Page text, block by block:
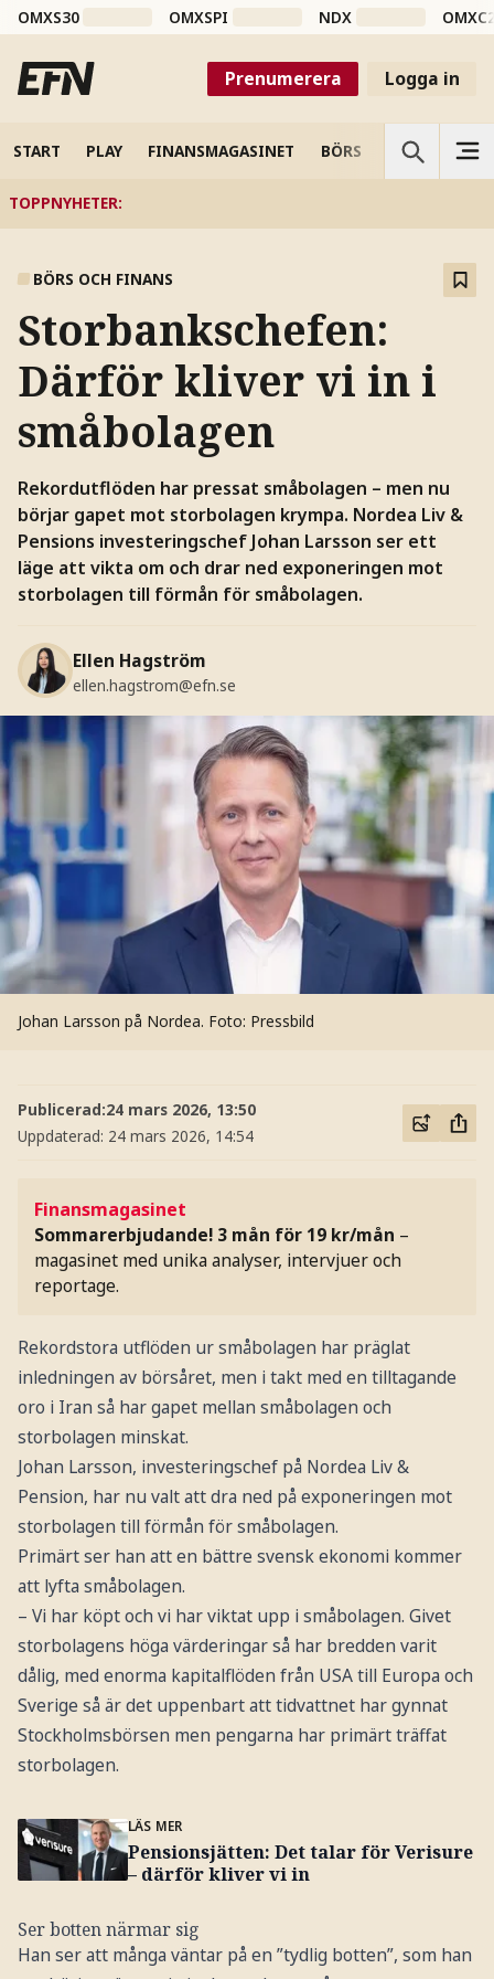
OMXS30 OMXSPI NDX
Prenumerera Logga in
START PLAY FINANSMAGASINET BÖRS VETENSKAP
TOPPNYHETER:
BÖRS OCH FINANS
Storbankschefen:
Därför kliver vi in i
småbolagen
Rekordutflöden har pressat småbolagen – men nu
börjar gapet mot storbolagen krympa. Nordea Liv &
Pensions investeringschef Johan Larsson ser ett
läge att vikta om och drar ned exponeringen mot
storbolagen till förmån för småbolagen.
Ellen Hagström
ellen.hagstrom@efn.se
Johan Larsson på Nordea. Foto: Pressbild
Publicerad:24 mars 2026, 13:50
Uppdaterad: 24 mars 2026, 14:54
Finansmagasinet
Sommarerbjudande! 3 mån för 19 kr/mån –
magasinet med unika analyser, intervjuer och
reportage.
Rekordstora utflöden ur småbolagen har präglat
inledningen av börsåret, men i takt med en tilltagande
oro i Iran så har gapet mellan småbolagen och
storbolagen minskat.
Johan Larsson, investeringschef på Nordea Liv &
Pension, har nu valt att dra ned på exponeringen mot
storbolagen till förmån för småbolagen.
Primärt ser han att en bättre svensk ekonomi kommer
att lyfta småbolagen.
– Vi har köpt och vi har viktat upp i småbolagen. Givet
storbolagens höga värderingar så har bredden varit
dålig, med enorma kapitalflöden från USA till Europa och
Sverige så är det uppenbart att tidvattnet har gynnat
Stockholmsbörsen men pengarna har primärt träffat
storbolagen.
LÄS MER
Pensionsjätten: Det talar för Verisure
– därför kliver vi in
Ser botten närmar sig
Han ser att många väntar på en ”tydlig botten”, som han